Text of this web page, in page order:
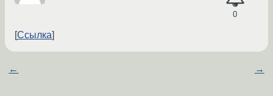
0
Ссылка
← →